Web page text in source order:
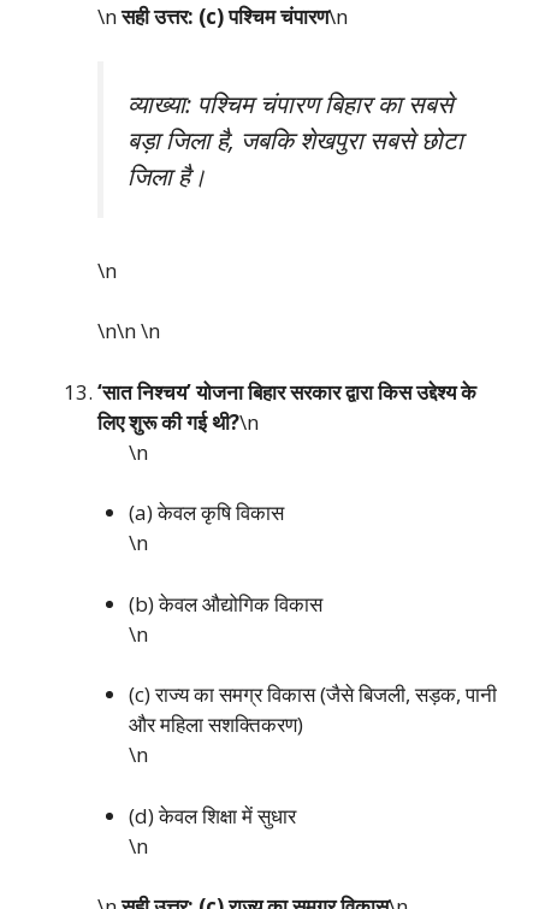
\nसही उत्तर: (c) पश्चिम चंपारण\n
व्याख्या: पश्चिम चंपारण बिहार का सबसे
बड़ा जिला है, जबकि शेखपुरा सबसे छोटा
जिला है।
\n
\n\n\n
‘सात निश्चय’ योजना बिहार सरकार द्वारा किस उद्देश्य के
लिए शुरू की गई थी?\n
\n
(a) केवल कृषि विकास
\n
(b) केवल औद्योगिक विकास
\n
(c) राज्य का समग्र विकास (जैसे बिजली, सड़क, पानी
और महिला सशक्तिकरण)
\n
(d) केवल शिक्षा में सुधार
\n